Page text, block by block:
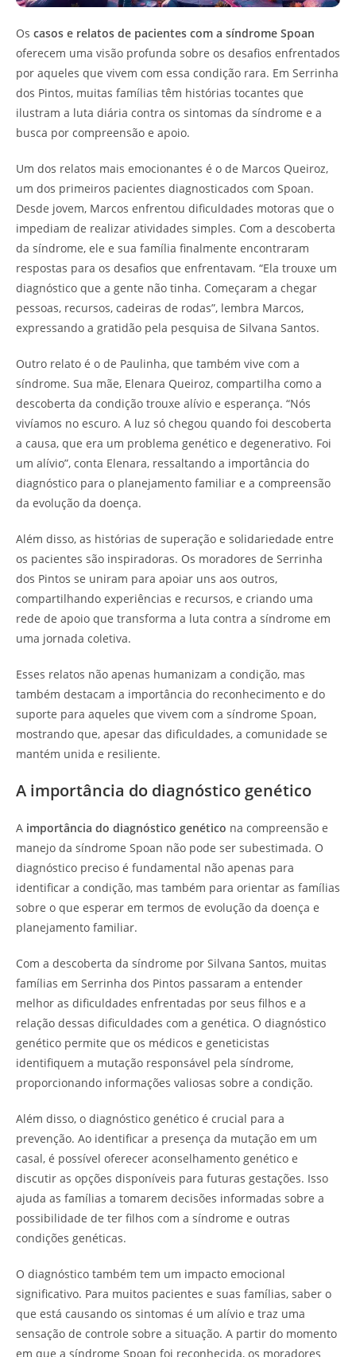
Os casos e relatos de pacientes com a síndrome Spoan
oferecem uma visão profunda sobre os desafios enfrentados
por aqueles que vivem com essa condição rara. Em Serrinha
dos Pintos, muitas famílias têm histórias tocantes que
ilustram a luta diária contra os sintomas da síndrome e a
busca por compreensão e apoio.
Um dos relatos mais emocionantes é o de Marcos Queiroz,
um dos primeiros pacientes diagnosticados com Spoan.
Desde jovem, Marcos enfrentou dificuldades motoras que o
impediam de realizar atividades simples. Com a descoberta
da síndrome, ele e sua família finalmente encontraram
respostas para os desafios que enfrentavam. “Ela trouxe um
diagnóstico que a gente não tinha. Começaram a chegar
pessoas, recursos, cadeiras de rodas”, lembra Marcos,
expressando a gratidão pela pesquisa de Silvana Santos.
Outro relato é o de Paulinha, que também vive com a
síndrome. Sua mãe, Elenara Queiroz, compartilha como a
descoberta da condição trouxe alívio e esperança. “Nós
vivíamos no escuro. A luz só chegou quando foi descoberta
a causa, que era um problema genético e degenerativo. Foi
um alívio”, conta Elenara, ressaltando a importância do
diagnóstico para o planejamento familiar e a compreensão
da evolução da doença.
Além disso, as histórias de superação e solidariedade entre
os pacientes são inspiradoras. Os moradores de Serrinha
dos Pintos se uniram para apoiar uns aos outros,
compartilhando experiências e recursos, e criando uma
rede de apoio que transforma a luta contra a síndrome em
uma jornada coletiva.
Esses relatos não apenas humanizam a condição, mas
também destacam a importância do reconhecimento e do
suporte para aqueles que vivem com a síndrome Spoan,
mostrando que, apesar das dificuldades, a comunidade se
mantém unida e resiliente.
A importância do diagnóstico genético
A importância do diagnóstico genético na compreensão e
manejo da síndrome Spoan não pode ser subestimada. O
diagnóstico preciso é fundamental não apenas para
identificar a condição, mas também para orientar as famílias
sobre o que esperar em termos de evolução da doença e
planejamento familiar.
Com a descoberta da síndrome por Silvana Santos, muitas
famílias em Serrinha dos Pintos passaram a entender
melhor as dificuldades enfrentadas por seus filhos e a
relação dessas dificuldades com a genética. O diagnóstico
genético permite que os médicos e geneticistas
identifiquem a mutação responsável pela síndrome,
proporcionando informações valiosas sobre a condição.
Além disso, o diagnóstico genético é crucial para a
prevenção. Ao identificar a presença da mutação em um
casal, é possível oferecer aconselhamento genético e
discutir as opções disponíveis para futuras gestações. Isso
ajuda as famílias a tomarem decisões informadas sobre a
possibilidade de ter filhos com a síndrome e outras
condições genéticas.
O diagnóstico também tem um impacto emocional
significativo. Para muitos pacientes e suas famílias, saber o
que está causando os sintomas é um alívio e traz uma
sensação de controle sobre a situação. A partir do momento
em que a síndrome Spoan foi reconhecida, os moradores